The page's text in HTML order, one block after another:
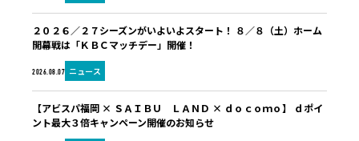
2026.08.07 ニュース
２０２６／２７シーズンがいよいよスタート！ ８／８（土）ホーム
開幕戦は「ＫＢＣマッチデー」開催！
【アビスパ福岡 × ＳＡＩＢＵ ＬＡＮＤ × ｄｏｃｏｍｏ】 ｄポイ
ント最大３倍キャンペーン開催のお知らせ